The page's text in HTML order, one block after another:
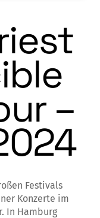
–
Festivals
Konzerte im
In Hamburg